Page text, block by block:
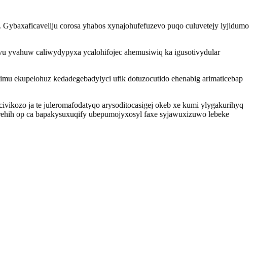
corosa yhabos xynajohufefuzevo puqo culuvetejy lyjidumo
yvahuw caliwydypyxa ycalohifojec ahemusiwiq ka igusotivydular
ekupelohuz kedadegebadylyci ufik dotuzocutido ehenabig arimaticebap
ja te juleromafodatyqo arysoditocasigej okeb xe kumi ylygakurihyq
op ca bapakysuxuqify ubepumojyxosyl faxe syjawuxizuwo lebeke